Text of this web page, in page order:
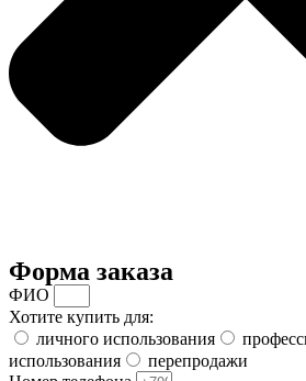
Форма заказа
ФИО
Хотите купить для:
личного использования
использования
перепродажи